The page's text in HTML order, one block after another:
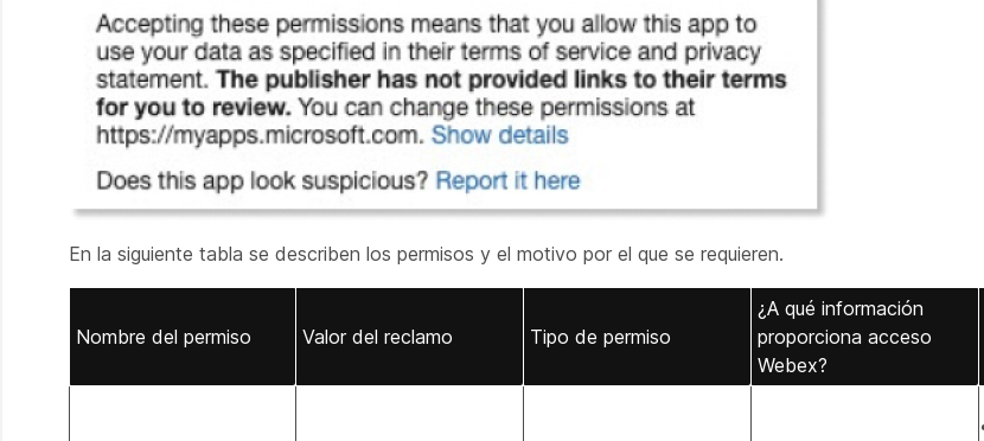
En la siguiente tabla se describen los permisos y el motivo por el que se requieren.
Nombre del permiso Valor del reclamo Tipo de permiso
¿A qué información
proporciona acceso
Webex?